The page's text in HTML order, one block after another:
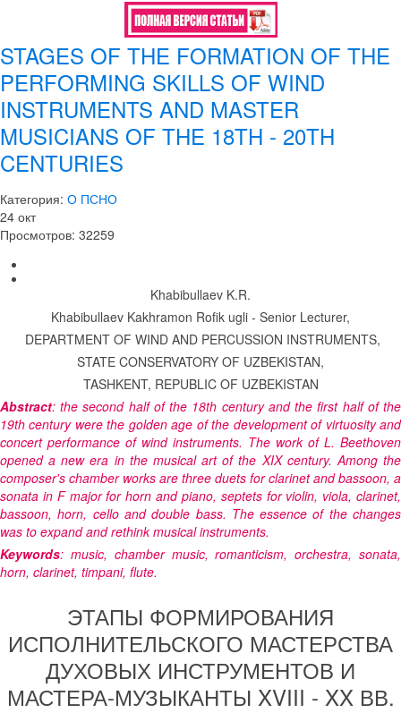
STAGES OF THE FORMATION OF THE
PERFORMING SKILLS OF WIND
INSTRUMENTS AND MASTER
MUSICIANS OF THE 18TH - 20TH
CENTURIES
Категория: О ПСНО
24 окт
Просмотров: 32259
Khabibullaev K.R.
Khabibullaev Kakhramon Rofik ugli - Senior Lecturer,
DEPARTMENT OF WIND AND PERCUSSION INSTRUMENTS,
STATE CONSERVATORY OF UZBEKISTAN,
TASHKENT, REPUBLIC OF UZBEKISTAN
Abstract: the second half of the 18th century and the first half of the
19th century were the golden age of the development of virtuosity and
concert performance of wind instruments. The work of L. Beethoven
opened a new era in the musical art of the XIX century. Among the
composer's chamber works are three duets for clarinet and bassoon, a
sonata in F major for horn and piano, septets for violin, viola, clarinet,
bassoon, horn, cello and double bass. The essence of the changes
was to expand and rethink musical instruments.
Keywords: music, chamber music, romanticism, orchestra, sonata,
horn, clarinet, timpani, flute.
ЭТАПЫ ФОРМИРОВАНИЯ
ИСПОЛНИТЕЛЬСКОГО МАСТЕРСТВА
ДУХОВЫХ ИНСТРУМЕНТОВ И
МАСТЕРА-МУЗЫКАНТЫ XVIII - XX ВВ.